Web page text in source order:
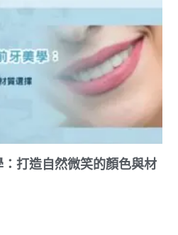
打造自然微笑的顏色與材